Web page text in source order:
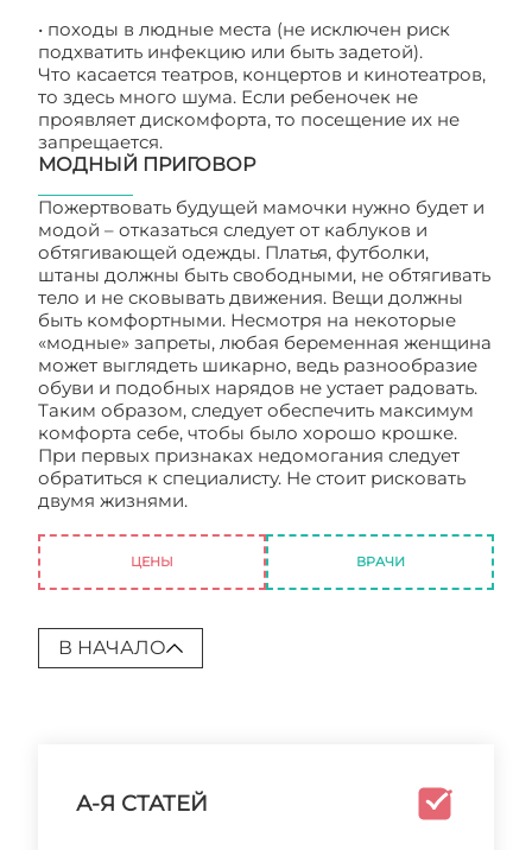
• походы в людные места (не исключен риск
подхватить инфекцию или быть задетой).
Что касается театров, концертов и кинотеатров,
то здесь много шума. Если ребеночек не
проявляет дискомфорта, то посещение их не
запрещается.
МОДНЫЙ ПРИГОВОР
Пожертвовать будущей мамочки нужно будет и
модой – отказаться следует от каблуков и
обтягивающей одежды. Платья, футболки,
штаны должны быть свободными, не обтягивать
тело и не сковывать движения. Вещи должны
быть комфортными. Несмотря на некоторые
«модные» запреты, любая беременная женщина
может выглядеть шикарно, ведь разнообразие
обуви и подобных нарядов не устает радовать.
Таким образом, следует обеспечить максимум
комфорта себе, чтобы было хорошо крошке.
При первых признаках недомогания следует
обратиться к специалисту. Не стоит рисковать
двумя жизнями.
ЦЕНЫ ВРАЧИ
В НАЧАЛО
А-Я СТАТЕЙ